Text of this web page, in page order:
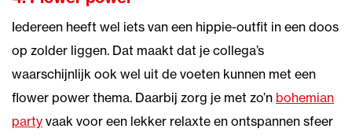
Iedereen heeft wel iets van een hippie-outfit in een doos
op zolder liggen. Dat maakt dat je collega’s
waarschijnlijk ook wel uit de voeten kunnen met een
flower power thema. Daarbij zorg je met zo’n bohemian
party vaak voor een lekker relaxte en ontspannen sfeer